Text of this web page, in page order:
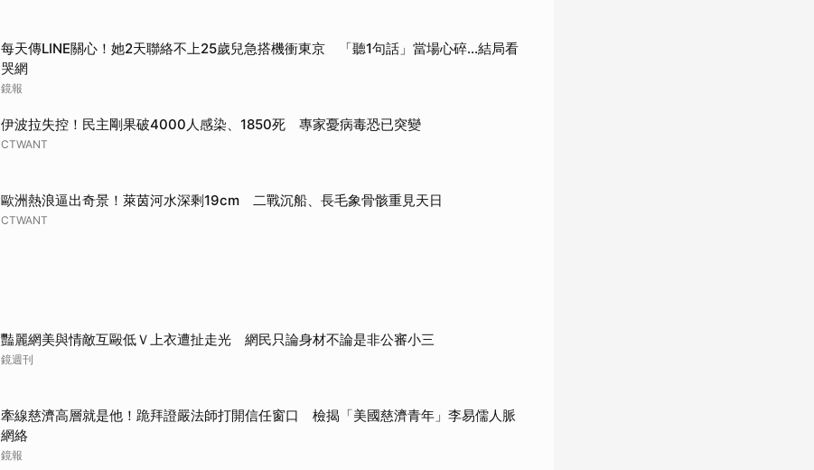
每天傳LINE關心！她2天聯絡不上25歲兒急搭機衝東京 「聽1句話」當場心碎...結局看
哭網
鏡報
伊波拉失控！民主剛果破4000人感染、1850死 專家憂病毒恐已突變
CTWANT
歐洲熱浪逼出奇景！萊茵河水深剩19cm 二戰沉船、長毛象骨骸重見天日
CTWANT
豔麗網美與情敵互毆低Ｖ上衣遭扯走光 網民只論身材不論是非公審小三
鏡週刊
牽線慈濟高層就是他！跪拜證嚴法師打開信任窗口 檢揭「美國慈濟青年」李易儒人脈
網絡
鏡報